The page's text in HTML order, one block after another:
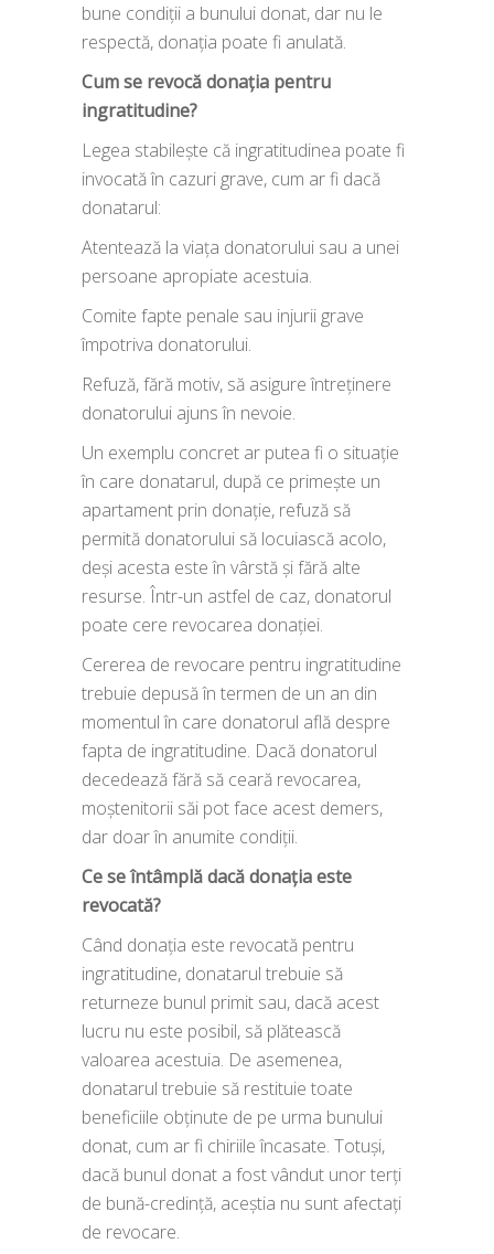
bune condiții a bunului donat, dar nu le
respectă, donația poate fi anulată.
Cum se revocă donația pentru
ingratitudine?
Legea stabilește că ingratitudinea poate fi
invocată în cazuri grave, cum ar fi dacă
donatarul:
Atentează la viața donatorului sau a unei
persoane apropiate acestuia.
Comite fapte penale sau injurii grave
împotriva donatorului.
Refuză, fără motiv, să asigure întreținere
donatorului ajuns în nevoie.
Un exemplu concret ar putea fi o situație
în care donatarul, după ce primește un
apartament prin donație, refuză să
permită donatorului să locuiască acolo,
deși acesta este în vârstă și fără alte
resurse. Într-un astfel de caz, donatorul
poate cere revocarea donației.
Cererea de revocare pentru ingratitudine
trebuie depusă în termen de un an din
momentul în care donatorul află despre
fapta de ingratitudine. Dacă donatorul
decedează fără să ceară revocarea,
moștenitorii săi pot face acest demers,
dar doar în anumite condiții.
Ce se întâmplă dacă donația este
revocată?
Când donația este revocată pentru
ingratitudine, donatarul trebuie să
returneze bunul primit sau, dacă acest
lucru nu este posibil, să plătească
valoarea acestuia. De asemenea,
donatarul trebuie să restituie toate
beneficiile obținute de pe urma bunului
donat, cum ar fi chiriile încasate. Totuși,
dacă bunul donat a fost vândut unor terți
de bună-credință, aceștia nu sunt afectați
de revocare.